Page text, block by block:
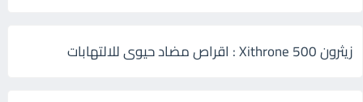
زيثرون 500 Xithrone : اقراص مضاد حيوى للالتهابات